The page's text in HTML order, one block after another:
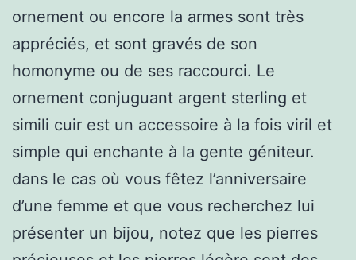
ornement ou encore la armes sont très
appréciés, et sont gravés de son
homonyme ou de ses raccourci. Le
ornement conjuguant argent sterling et
simili cuir est un accessoire à la fois viril et
simple qui enchante à la gente géniteur.
dans le cas où vous fêtez l’anniversaire
d’une femme et que vous recherchez lui
présenter un bijou, notez que les pierres